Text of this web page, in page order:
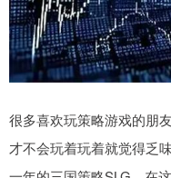
很多喜欢玩策略游戏的朋
才不会玩着玩着就觉得乏